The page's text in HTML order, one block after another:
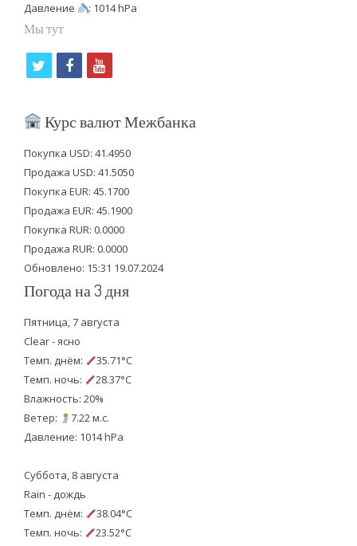
Давление
: 1014 hPa
Мы тут
i
t
e
r
f
c
b
o
o
k
y
u
u
b
e
Курс валют Межбанка
Покупка USD: 41.4950
Продажа USD: 41.5050
Покупка EUR: 45.1700
Продажа EUR: 45.1900
Покупка RUR: 0.0000
Продажа RUR: 0.0000
Обновлено: 15:31 19.07.2024
Погода на 3 дня
Пятница, 7 августа
Clear - ясно
Темп. днём:
35.71°C
Темп. ночь:
28.37°C
Влажность: 20%
Ветер:
7.22 м.с.
Давление: 1014 hPa
Суббота, 8 августа
Rain - дождь
Темп. днём:
38.04°C
Темп. ночь:
23.52°C